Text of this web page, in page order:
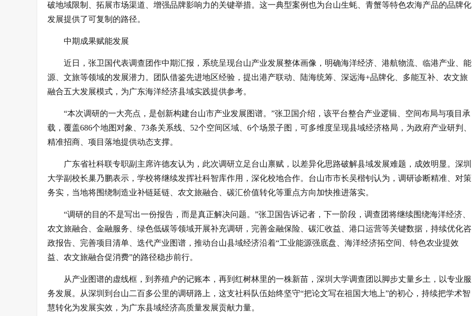
破地域限制、拓展市场渠道、增强品牌影响力的关键举措。这一典型案例也为台山生蚝、青蟹等特色农海产品的品牌化
发展提供了可复制的路径。
中期成果赋能发展
近日，张卫国代表调查团作中期汇报，系统呈现台山产业发展整体画像，明确海洋经济、港航物流、临港产业、能
源、文旅等领域的发展潜力。团队借鉴先进地区经验，提出港产联动、陆海统筹、深远海+品牌化、多能互补、农文旅
融合五大发展模式，为广东海洋经济县域实践提供参考。
“本次调研的一大亮点，是创新构建台山市产业发展图谱。”张卫国介绍，该平台整合产业逻辑、空间布局与项目承
载，覆盖686个地图对象、73条关系线、52个空间区域、6个场景子图，可多维度呈现县域经济格局，为政府产业研判、
精准招商、项目落地提供动态支撑。
广东省社科联专职副主席许德友认为，此次调研立足台山禀赋，以差异化思路破解县域发展难题，成效明显。深圳
大学副校长巢乃鹏表示，学校将继续发挥社科智库作用，深化校地合作。台山市市长吴楷钊认为，调研诊断精准、对策
务实，当地将围绕制造业补链延链、农文旅融合、碳汇价值转化等重点方向加快推进落实。
“调研的目的不是写出一份报告，而是真正解决问题。”张卫国告诉记者，下一阶段，调查团将继续围绕海洋经济、
农文旅融合、金融服务、绿色低碳等领域开展补充调研，完善金融保险、碳汇收益、港口运营等关键数据，持续优化咨
政报告、完善项目清单、迭代产业图谱，推动台山县域经济沿着“工业能源强底盘、海洋经济拓空间、特色农业提效
益、农文旅融合促消费”的路径稳步前行。
从产业图谱的虚线框，到养殖户的记账本，再到红树林里的一株新苗，深圳大学调查团以脚步丈量乡土，以专业服
务发展。从深圳到台山二百多公里的调研路上，这支社科队伍始终坚守“把论文写在祖国大地上”的初心，持续把学术智
慧转化为发展实效，为广东县域经济高质量发展贡献力量。